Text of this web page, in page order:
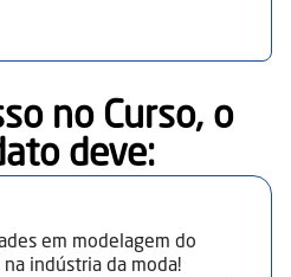
Desenvolvimento de
blusão, camiseta, regata,
noções de graduação
no trabalho.
contextos, como em
e dados, e a importância
adequadas para a
no Curso, o
deve:​
em modelagem do
indústria da moda!